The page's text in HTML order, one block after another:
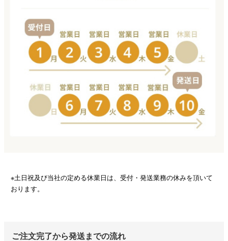
※土日祝及び当社の定める休業日は、受付・発送業務の休みを頂いて
おります。
ご注文完了から発送までの流れ